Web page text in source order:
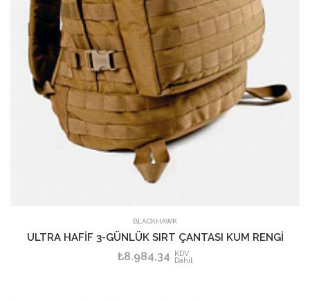
SEPETE EKLE
BLACKHAWK
ULTRA HAFİF 3-GÜNLÜK SIRT ÇANTASI KUM RENGİ
₺8.984,34 KDV
Dahil